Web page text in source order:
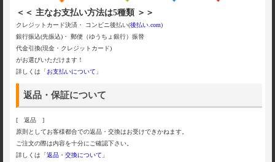
＜＜ 主なお支払い方法は5種類 ＞＞
クレジットカード決済・ コンビニ後払い(後払い.com)
銀行振込(先振込)・ 郵便（ゆうちょ銀行）振替
代金引換(現金・クレジットカード)
がお選びいただけます！
詳しくは「お支払いについて 」
返品・保証について
[ 返品 ]
原則としてお客様都合での返品・交換はお受けできかねます。
ご注文の際は内容を十分にご確認下さい。
詳しくは「返品・交換について 」